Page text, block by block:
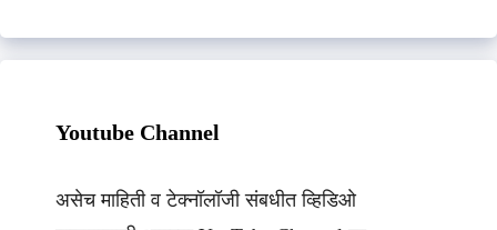
Youtube Channel
असेच माहिती व टेक्नॉलॉजी संबधीत व्हिडिओ